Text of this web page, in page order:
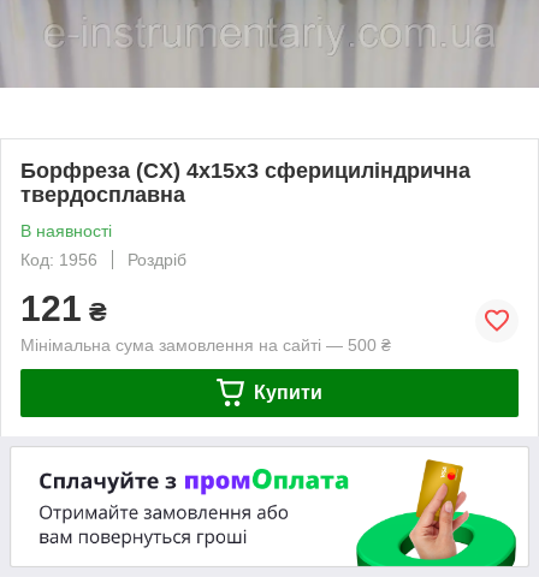
Борфреза (СX) 4х15х3 сферициліндрична
твердосплавна
В наявності
Код: 1956
Роздріб
121 ₴
Мінімальна сума замовлення на сайті — 500 ₴
Купити